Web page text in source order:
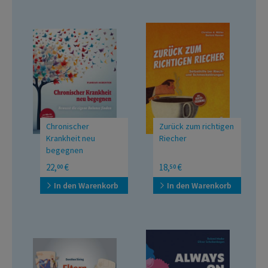
Chronischer
Krankheit neu
begegnen
Bewusst die eigene
Balance finden
22,00 €
In den Warenkorb
Zurück zum richtigen
Riecher
Selbsthilfe bei Riech- und
Schmeckstörungen Inkl.
Riechtraining
18,50 €
In den Warenkorb